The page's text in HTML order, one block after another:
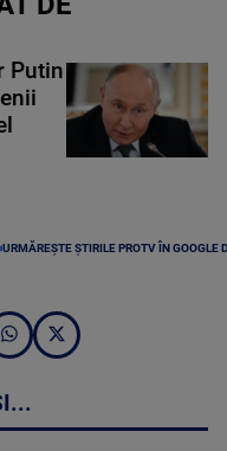
Putin
URMĂREȘTE ȘTIRILE PROTV ÎN GOOGLE